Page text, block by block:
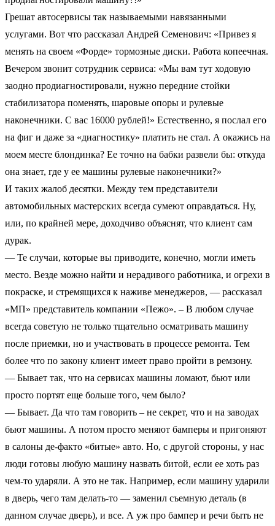
Грешат автосервисы так называемыми навязанными
услугами. Вот что рассказал Андрей Семенович: «Привез я
менять на своем «Форде» тормозные диски. Работа копеечная.
Вечером звонит сотрудник сервиса: «Мы вам тут ходовую
заодно продиагностировали, нужно передние стойки
стабилизатора поменять, шаровые опоры и рулевые
наконечники. С вас 16000 рублей!» Естественно, я послал его
на фиг и даже за «диагностику» платить не стал. А окажись на
моем месте блондинка? Ее точно на бабки развели бы: откуда
она знает, где у ее машины рулевые наконечники?»
И таких жалоб десятки. Между тем представители
автомобильных мастерских всегда сумеют оправдаться. Ну,
или, по крайней мере, доходчиво объяснят, что клиент сам
дурак.
— Те случаи, которые вы приводите, конечно, могли иметь
место. Везде можно найти и нерадивого работника, и огрехи в
покраске, и стремящихся к наживе менеджеров, — рассказал
«МП» представитель компании «Пежо». – В любом случае
всегда советую не только тщательно осматривать машину
после приемки, но и участвовать в процессе ремонта. Тем
более что по закону клиент имеет право пройти в ремзону.
— Бывает так, что на сервисах машины ломают, бьют или
просто портят еще больше того, чем было?
— Бывает. Да что там говорить – не секрет, что и на заводах
бьют машины. А потом просто меняют бамперы и пригоняют
в салоны де-факто «битые» авто. Но, с другой стороны, у нас
люди готовы любую машину назвать битой, если ее хоть раз
чем-то ударяли. А это не так. Например, если машину ударили
в дверь, чего там делать-то — заменил съемную деталь (в
данном случае дверь), и все. А уж про бампер и речи быть не